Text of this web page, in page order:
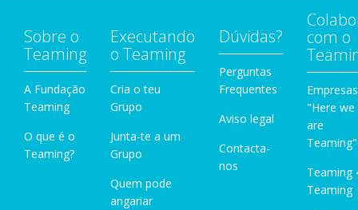
Sobre o
Teaming
A Fundação
Teaming
O que é o
Teaming?
Executando
o Teaming
Cria o teu
Grupo
Junta-te a um
Grupo
Quem pode
angariar
Dúvidas?
Perguntas
Frequentes
Aviso legal
Contacta-
nos
com o
Empresas
"Here we
are
Teaming"
Teaming
Teaming